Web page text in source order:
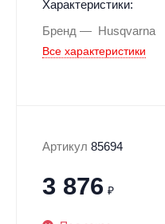
Характеристики:
Бренд
Husqvarna
Все характеристики
Артикул 85694
3 876 ₽